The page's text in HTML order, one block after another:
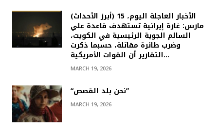
(أبرز الأحداث) الأخبار العاجلة اليوم، 15
مارس: غارة إيرانية تستهدف قاعدة علي
السالم الجوية الرئيسية في الكويت،
وضرب طائرة مقاتلة، حسبما ذكرت
التقارير أن القوات الأمريكية…
MARCH 19, 2026
“نحن بلد القصص”
MARCH 19, 2026